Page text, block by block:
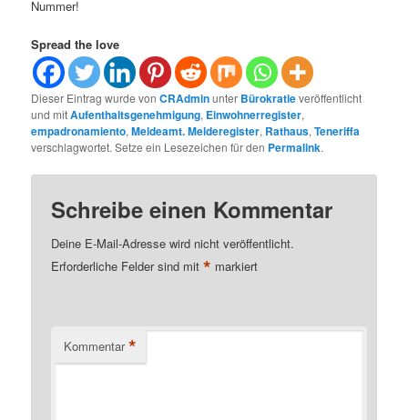
Nummer!
Spread the love
Dieser Eintrag wurde vonCRAdminunter Bürokratieveröffentlicht
und mitAufenthaltsgenehmigung, Einwohnerregister,
empadronamiento,Meldeamt. Melderegister, Rathaus,Teneriffa
verschlagwortet. Setze ein Lesezeichen für den Permalink.
Schreibe einen Kommentar
Deine E-Mail-Adresse wird nicht veröffentlicht.
Erforderliche Felder sind mit* markiert
Kommentar *